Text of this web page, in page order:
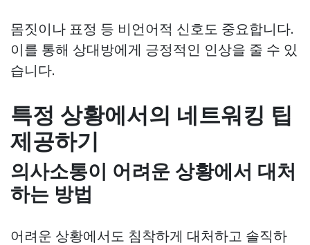
몸짓이나 표정 등 비언어적 신호도 중요합니다.
이를 통해 상대방에게 긍정적인 인상을 줄 수 있
습니다.
특정 상황에서의 네트워킹 팁
제공하기
의사소통이 어려운 상황에서 대처
하는 방법
어려운 상황에서도 침착하게 대처하고 솔직하